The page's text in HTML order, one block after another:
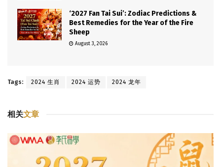
‘2027 Fan Tai Sui’: Zodiac Predictions &
Best Remedies for the Year of the Fire
Sheep
August 3, 2026
Tags: 2024 生肖 2024 运势 2024 龙年
相关文章